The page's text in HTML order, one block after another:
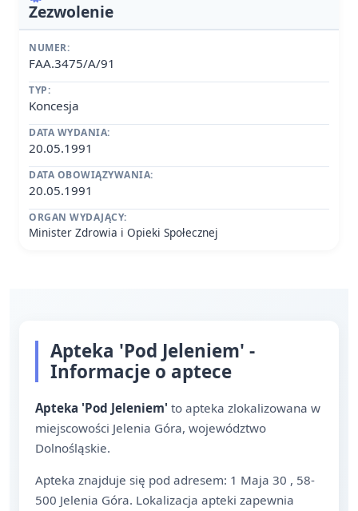
Zezwolenie
NUMER:
FAA.3475/A/91
TYP:
Koncesja
DATA WYDANIA:
20.05.1991
DATA OBOWIĄZYWANIA:
20.05.1991
ORGAN WYDAJĄCY:
Minister Zdrowia i Opieki Społecznej
Apteka 'Pod Jeleniem' -
Informacje o aptece
Apteka 'Pod Jeleniem' to apteka zlokalizowana w
miejscowości Jelenia Góra, województwo
Dolnośląskie.
Apteka znajduje się pod adresem: 1 Maja 30 , 58-
500 Jelenia Góra. Lokalizacja apteki zapewnia